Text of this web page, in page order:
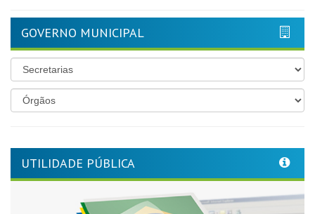
GOVERNO MUNICIPAL
UTILIDADE PÚBLICA